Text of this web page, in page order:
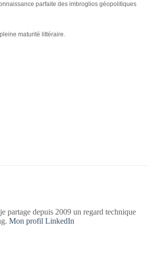
parfaite des imbroglios géopolitiques
maturité littéraire.
partage depuis 2009 un regard technique
Mon profil LinkedIn